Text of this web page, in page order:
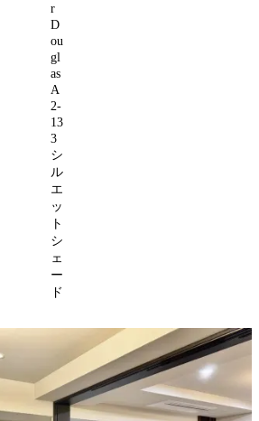
r
D
ou
gl
as
A
2-
13
3
シ
ル
エ
ッ
ト
シ
ェ
ー
ド